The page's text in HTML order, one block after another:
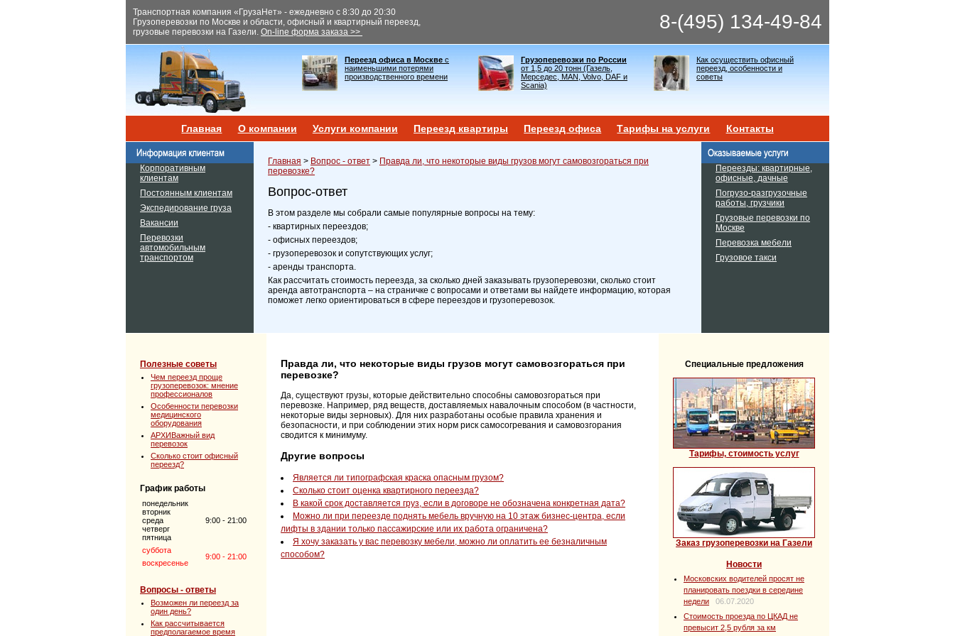
Транспортная компания «ГрузаНет» - ежедневно с 8:30 до 20:30
Грузоперевозки по Москве и области, офисный и квартирный переезд,
грузовые перевозки на Газели. On-line форма заказа >> 8-(495) 134-49-84
Переезд офиса в Москве с
наименьшими потерями
производственного времени
Грузоперевозки по России
от 1,5 до 20 тонн (Газель,
Мерседес, MAN, Volvo, DAF и
Scania)
Как осуществить офисный
переезд, особенности и
советы
Главная О компании Услуги компании Переезд квартиры Переезд офиса Тарифы на услуги Контакты
Корпоративным
клиентам
Постоянным клиентам
Экспедирование груза
Вакансии
Перевозки
автомобильным
транспортом
Главная > Вопрос - ответ > Правда ли, что некоторые виды грузов могут самовозгораться при
перевозке?
Вопрос-ответ
В этом разделе мы собрали самые популярные вопросы на тему:
- квартирных переездов;
- офисных переездов;
- грузоперевозок и сопутствующих услуг;
- аренды транспорта.
Как рассчитать стоимость переезда, за сколько дней заказывать грузоперевозки, сколько стоит
аренда автотранспорта – на страничке с вопросами и ответами вы найдете информацию, которая
поможет легко ориентироваться в сфере переездов и грузоперевозок.
Переезды: квартирные,
офисные, дачные
Погрузо-разгрузочные
работы, грузчики
Грузовые перевозки по
Москве
Перевозка мебели
Грузовое такси
Полезные советы
Чем переезд проще
грузоперевозок: мнение
профессионалов
Особенности перевозки
медицинского
оборудования
АРХИВажный вид
перевозок
Сколько стоит офисный
переезд?
График работы
понедельник
вторник
среда
четверг
пятница
9:00 - 21:00
суббота
9:00 - 21:00
воскресенье
Вопросы - ответы
Возможен ли переезд за
один день?
Как рассчитывается
предполагаемое время
Правда ли, что некоторые виды грузов могут самовозгораться при
перевозке?
Да, существуют грузы, которые действительно способны самовозгораться при
перевозке. Например, ряд веществ, доставляемых навалочным способом (в частности,
некоторые виды зерновых). Для них разработаны особые правила хранения и
безопасности, и при соблюдении этих норм риск самосогревания и самовозгорания
сводится к минимуму.
Другие вопросы
Является ли типографская краска опасным грузом?
Сколько стоит оценка квартирного переезда?
В какой срок доставляется груз, если в договоре не обозначена конкретная дата?
Можно ли при переезде поднять мебель вручную на 10 этаж бизнес-центра, если
лифты в здании только пассажирские или их работа ограничена?
Я хочу заказать у вас перевозку мебели, можно ли оплатить ее безналичным
способом?
Специальные предложения
Тарифы, стоимость услуг
Заказ грузоперевозки на Газели
Новости
Московских водителей просят не
планировать поездки в середине
недели
06.07.2020
Стоимость проезда по ЦКАД не
превысит 2,5 рубля за км